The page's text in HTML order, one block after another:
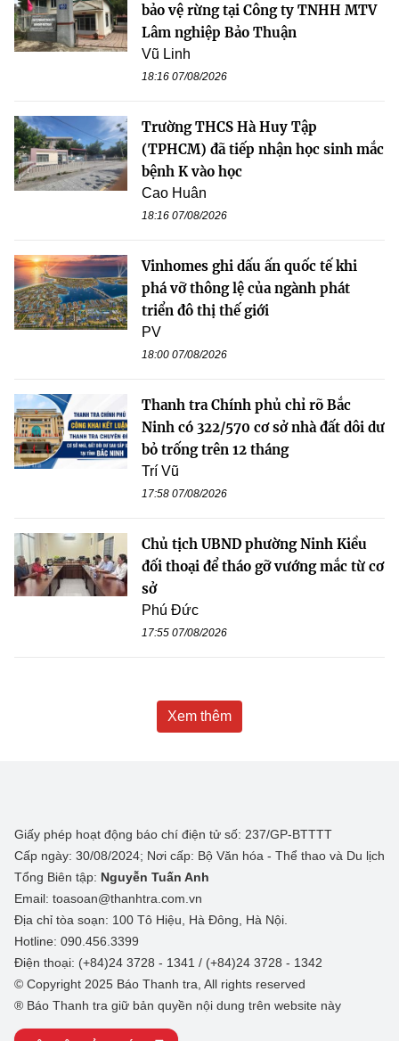
bảo vệ rừng tại Công ty TNHH MTV
Lâm nghiệp Bảo Thuận
Vũ Linh
18:16 07/08/2026
Trường THCS Hà Huy Tập
(TPHCM) đã tiếp nhận học sinh mắc
bệnh K vào học
Cao Huân
18:16 07/08/2026
Vinhomes ghi dấu ấn quốc tế khi
phá vỡ thông lệ của ngành phát
triển đô thị thế giới
PV
18:00 07/08/2026
Thanh tra Chính phủ chỉ rõ Bắc
Ninh có 322/570 cơ sở nhà đất dôi dư
bỏ trống trên 12 tháng
Trí Vũ
17:58 07/08/2026
Chủ tịch UBND phường Ninh Kiều
đối thoại để tháo gỡ vướng mắc từ cơ
sở
Phú Đức
17:55 07/08/2026
Xem thêm
Giấy phép hoạt động báo chí điện tử số: 237/GP-BTTTT
Cấp ngày: 30/08/2024; Nơi cấp: Bộ Văn hóa - Thể thao và Du lịch
Tổng Biên tập: Nguyễn Tuấn Anh
Email: toasoan@thanhtra.com.vn
Địa chỉ tòa soạn: 100 Tô Hiệu, Hà Đông, Hà Nội.
Hotline: 090.456.3399
Điện thoại: (+84)24 3728 - 1341 / (+84)24 3728 - 1342
© Copyright 2025 Báo Thanh tra, All rights reserved
® Báo Thanh tra giữ bản quyền nội dung trên website này